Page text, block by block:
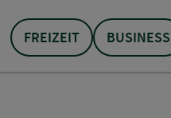
FREIZEIT BUSINESS